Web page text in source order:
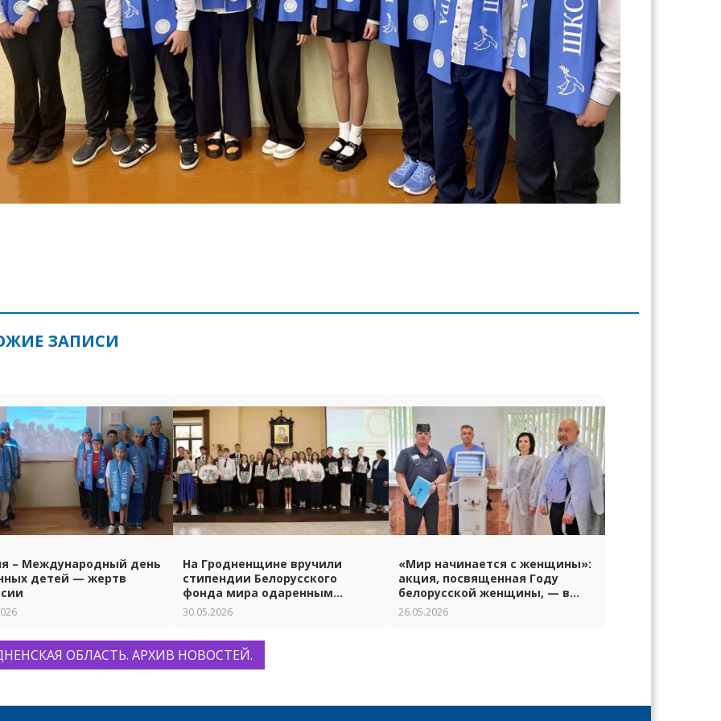
ЗАПИСИ
– Международный день
детей — жертв
На Гродненщине вручили
стипендии Белорусского
фонда мира одаренным
ученикам и студентам.
30.05.2026
«Мир начинается с женщины»:
акция, посвященная Году
белорусской женщины, — в
Гродно
26.05.2026
ОБЛАСТЬ. АРХИВ НОВОСТЕЙ.